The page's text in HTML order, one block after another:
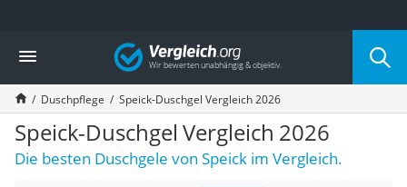
Die beliebtesten Vergleiche nach Kategorie
Drogerie
Inhalator
Haarschneider
Rollator
Braun Rasierer
Katzenklappe (Chip)
Vergleich
Duschpflege Speick-Duschgel Vergleich 2026
Speick-Duschgel Vergleich 2026
Die besten Duschgele von Speick im Vergleich.